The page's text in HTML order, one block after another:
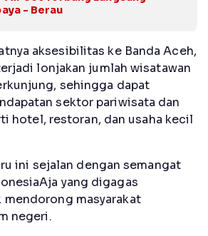
- Berau
aksesibilitas ke Banda Aceh,
lonjakan jumlah wisatawan
sehingga dapat
sektor pariwisata dan
hotel, restoran, dan usaha kecil
ini sejalan dengan semangat
yang digagas
masyarakat
negeri.